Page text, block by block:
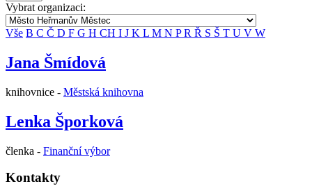
Vybrat organizaci:
Vše B C Č D F G H CH I J K L M N PR Ř S Š T U V W
Jana Šmídová
knihovnice - Městská knihovna
Lenka Šporková
členka - Finanční výbor
Kontakty